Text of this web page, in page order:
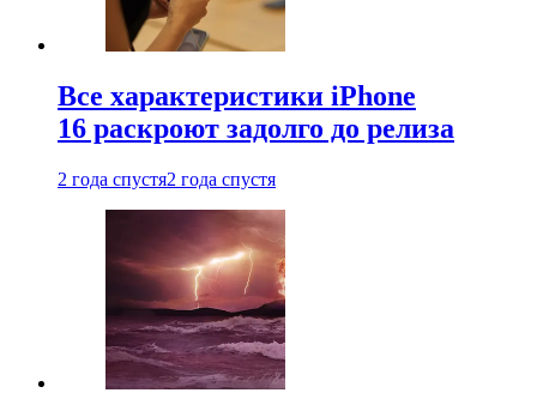
Все характеристики iPhone
16 раскроют задолго до релиза
2 года спустя2 года спустя